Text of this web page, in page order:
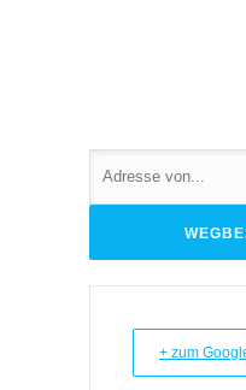
+ zum